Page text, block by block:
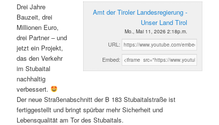
Amt der Tiroler Landesregierung -
Unser Land Tirol
Mo., Mai 11, 2026 2:18p.m.
URL:
Embed:
Drei Jahre
Bauzeit, drei
Millionen Euro,
drei Partner – und
jetzt ein Projekt,
das den Verkehr
im Stubaital
nachhaltig
verbessert.
Der neue Straßenabschnitt der B 183 Stubaitalstraße ist
fertiggestellt und bringt spürbar mehr Sicherheit und
Lebensqualität am Tor des Stubaitals.